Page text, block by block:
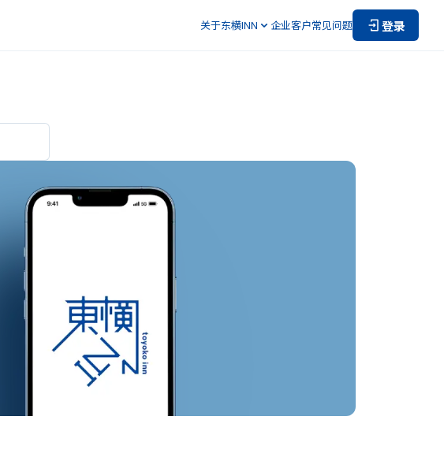
关于东横INN 企业客户常见问题 登录